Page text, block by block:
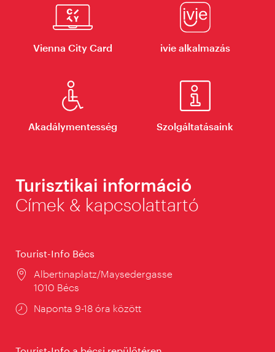
Vienna City Card ivie alkalmazás
Akadálymentesség Szolgáltatásaink
Turisztikai információ
Címek & kapcsolattartó
Tourist-Info Bécs
Helyszín:
Albertinaplatz/Maysedergasse
1010 Bécs
Nyitva
Naponta 9-18 óra között